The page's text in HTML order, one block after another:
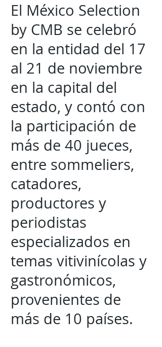
El México Selection
by CMB se celebró
en la entidad del 17
al 21 de noviembre
en la capital del
estado, y contó con
la participación de
más de 40 jueces,
entre sommeliers,
catadores,
productores y
periodistas
especializados en
temas vitivinícolas y
gastronómicos,
provenientes de
más de 10 países.